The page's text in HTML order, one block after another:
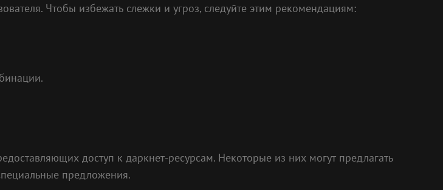
Чтобы избежать слежки и угроз, следуйте этим рекомендациям:
доступ к даркнет-ресурсам. Некоторые из них могут предлагать
предложения.